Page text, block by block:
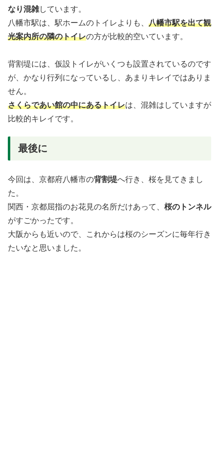
なり混雑しています。
八幡市駅は、駅ホームのトイレよりも、 八幡市駅を出て観
光案内所の隣のトイレの方が比較的空いています。
背割堤には、仮設トイレがいくつも設置されているのです
が、かなり行列になっているし、あまりキレイではありま
せん。
さくらであい館の中にあるトイレは、混雑はしていますが
比較的キレイです。
最後に
今回は、京都府八幡市の背割堤へ行き、桜を見てきまし
た。
関西・京都屈指のお花見の名所だけあって、 桜のトンネル
がすごかったです。
大阪からも近いので、これからは桜のシーズンに毎年行き
たいなと思いました。